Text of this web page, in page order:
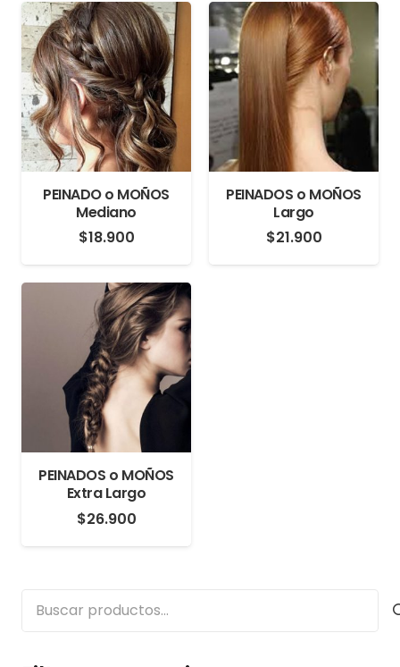
PEINADO o MOÑOS
Mediano
$18.900
PEINADOS o MOÑOS
Largo
$21.900
PEINADOS o MOÑOS
Extra Largo
$26.900
Buscar